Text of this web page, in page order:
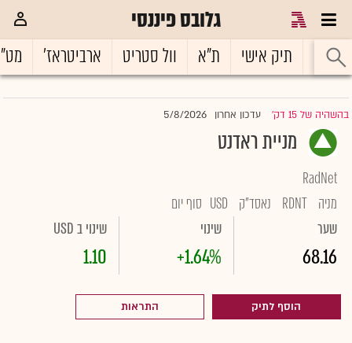
גלובס פיננסי
ראשי תיק אישי ת"א וול סטריט ארביטראז'
בהשהיה של 15 דק' |עדכון אחרון 5/8/2026
מניית ראדנט
RadNet
מניה RDNT נאסד"ק USD סוף יום
שער
68.16
שינוי
+1.64%
שינוי ב USD
1.10
הוסף לתיק התראות